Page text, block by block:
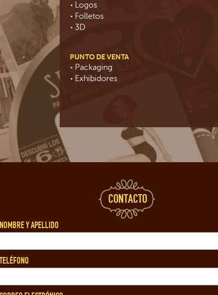
Logos
Folletos
3D
PUNTO DE VENTA
Packaging
Exhibidores
CONTACTO
NOMBRE Y APELLIDO
TELÉFONO